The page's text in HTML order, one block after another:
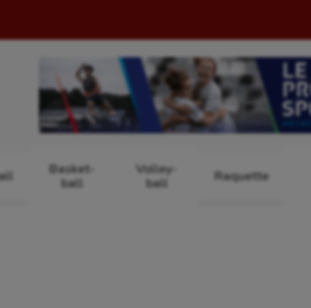
Basket-
ball
Volley-
ball
Raquette